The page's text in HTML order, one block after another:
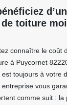
toiture
connaître le coût
à Puycornet
toujours à votre
vous
comme suit : la